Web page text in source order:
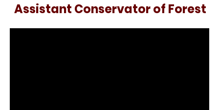
Assistant Conservator of Forest